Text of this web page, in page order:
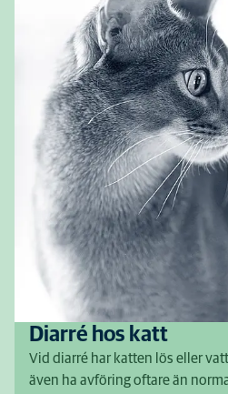
Diarré hos katt
Vid diarré har katten lös eller
även ha avföring oftare än